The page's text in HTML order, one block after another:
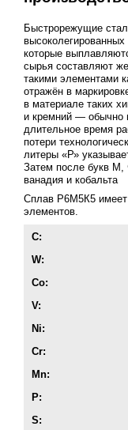
Быстрорежущие
высоколегированных
которые
сырья составляют
такими элементами
отражён в
в материале таких
и кремний — обычно
длительное время
потери
литеры «Р»
Затем после букв М,
ванадия и кобальта
Cплав Р6М5К5
элементов.
С:
W:
Co:
V:
Ni:
Cr:
Mn:
P:
S: